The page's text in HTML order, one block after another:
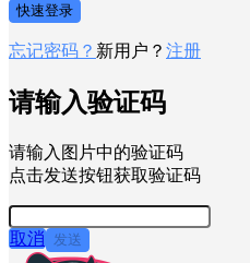
快速登录
忘记密码？ 新用户？ 注册
请输入验证码
请输入图片中的验证码
点击发送按钮获取验证码
取消 发送